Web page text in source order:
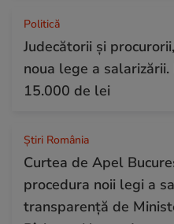
Politică
Judecătorii și
noua lege a
15.000 de lei
Știri România
Curtea de Apel
procedura noii legi a
transparență de